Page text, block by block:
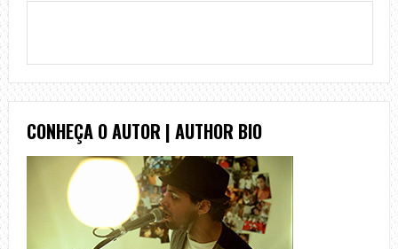
CONHEÇA O AUTOR | AUTHOR BIO